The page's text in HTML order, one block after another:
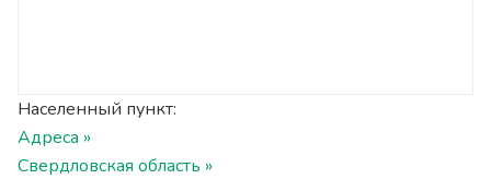
Населенный пункт:
Адреса »
Свердловская область »